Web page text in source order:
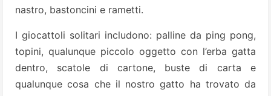
nastro, bastoncini e rametti.
I giocattoli solitari includono: palline da ping pong,
topini, qualunque piccolo oggetto con l’erba gatta
dentro, scatole di cartone, buste di carta e
qualunque cosa che il nostro gatto ha trovato da